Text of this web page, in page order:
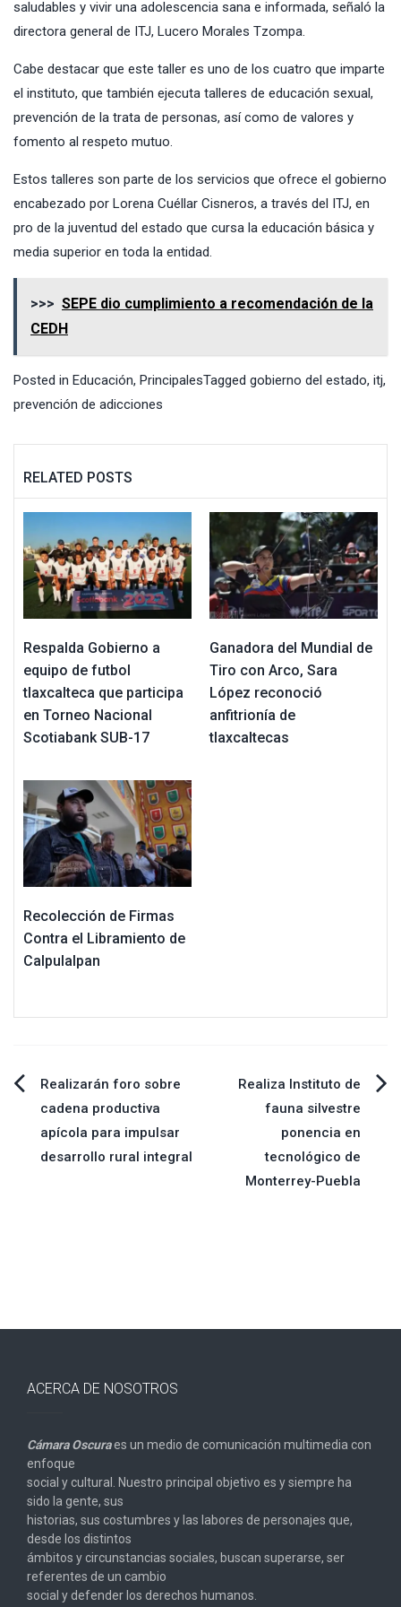
saludables y vivir una adolescencia sana e informada, señaló la
directora general de ITJ, Lucero Morales Tzompa.
Cabe destacar que este taller es uno de los cuatro que imparte
el instituto, que también ejecuta talleres de educación sexual,
prevención de la trata de personas, así como de valores y
fomento al respeto mutuo.
Estos talleres son parte de los servicios que ofrece el gobierno
encabezado por Lorena Cuéllar Cisneros, a través del ITJ, en
pro de la juventud del estado que cursa la educación básica y
media superior en toda la entidad.
>>> SEPE dio cumplimiento a recomendación de la
CEDH
Posted in Educación, PrincipalesTagged gobierno del estado, itj,
prevención de adicciones
RELATED POSTS
Respalda Gobierno a
equipo de futbol
tlaxcalteca que participa
en Torneo Nacional
Scotiabank SUB-17
Ganadora del Mundial de
Tiro con Arco, Sara
López reconoció
anfitrionía de
tlaxcaltecas
Recolección de Firmas
Contra el Libramiento de
Calpulalpan
Navegación
de
Realizarán foro sobre
cadena productiva
apícola para impulsar
desarrollo rural integral
Realiza Instituto de
fauna silvestre
ponencia en
tecnológico de
Monterrey-Puebla
ACERCA DE NOSOTROS
Cámara Oscuraes un medio de comunicación multimedia con
enfoque
social y cultural. Nuestro principal objetivo es y siempre ha
sido la gente, sus
historias, sus costumbres y las labores de personajes que,
desde los distintos
ámbitos y circunstancias sociales, buscan superarse, ser
referentes de un cambio
social y defender los derechos humanos.